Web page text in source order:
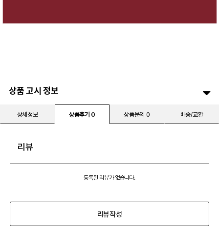
상품 고시 정보
상세정보 상품후기 0 상품문의 0 배송/교환
리뷰
등록된 리뷰가 없습니다.
리뷰작성